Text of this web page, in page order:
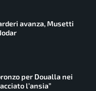
avanza, Musetti
per Doualla nei
l’ansia”